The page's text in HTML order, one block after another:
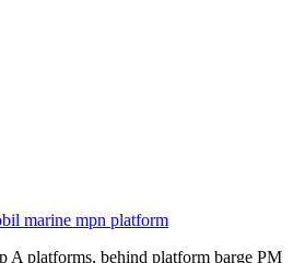
marine mpn platform
A platforms, behind platform barge PM